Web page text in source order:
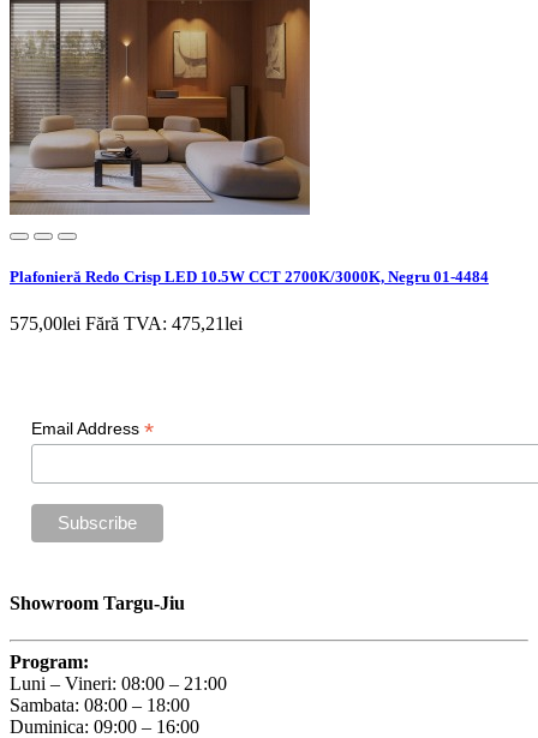
Plafonieră Redo Crisp LED 10.5W CCT 2700K/3000K, Negru 01-4484
575,00lei Fără TVA: 475,21lei
Email Address *
Showroom Targu-Jiu
Program:
Luni – Vineri: 08:00 – 21:00
Sambata: 08:00 – 18:00
Duminica: 09:00 – 16:00